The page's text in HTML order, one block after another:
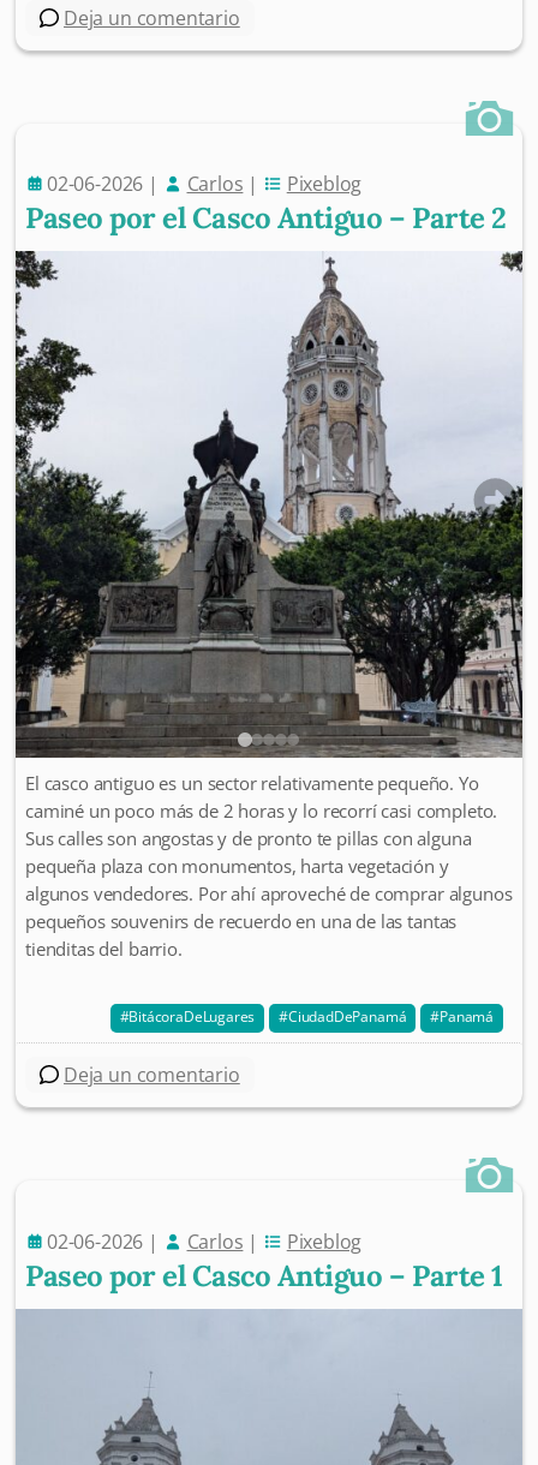
Deja un comentario
02-06-2026 | Carlos | Pixeblog
Paseo por el Casco Antiguo – Parte 2
El casco antiguo es un sector relativamente pequeño. Yo
caminé un poco más de 2 horas y lo recorrí casi completo.
Sus calles son angostas y de pronto te pillas con alguna
pequeña plaza con monumentos, harta vegetación y
algunos vendedores. Por ahí aproveché de comprar algunos
pequeños souvenirs de recuerdo en una de las tantas
tienditas del barrio.
BitácoraDeLugares CiudadDePanamá Panamá
Deja un comentario
02-06-2026 | Carlos | Pixeblog
Paseo por el Casco Antiguo – Parte 1